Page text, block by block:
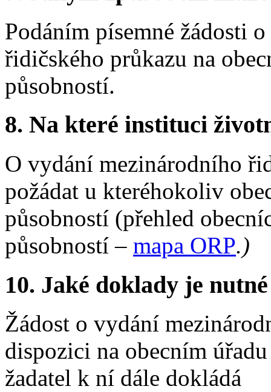
Podáním písemné žádosti
řidičského průkazu na
působností.
8. Na které instituci
O vydání mezinárodního
požádat u kteréhokoliv
působností (přehled
působností – mapa ORP.)
10. Jaké doklady je
Žádost o vydání
dispozici na obecním
žadatel k ní dále dokládá